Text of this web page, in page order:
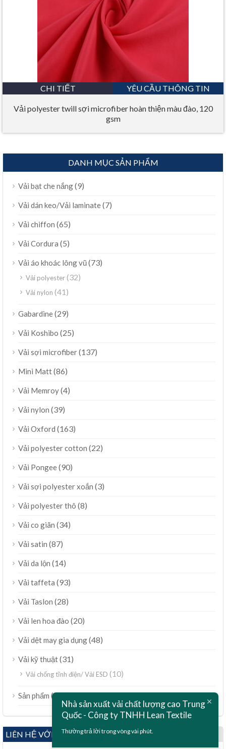
CHI TIẾT YÊU CẦU THÔNG TIN
Vải polyester twill sợi microfiber hoàn thiện màu đào, 120
gsm
DANH MỤC SẢN PHẨM
Vải bạt che nắng(9)
Vải dán keo/Vải laminate(7)
Vải chiffon (65)
Vải Cordura (5)
Vải áo khoác lông vũ(73)
Vải polyester(32)
Vải nylon (41)
Gabardine(29)
Vải Koshibo (25)
Vải sợi microfiber(137)
Mini Matt(86)
Vải Memroy(4)
Vải nylon (39)
Vải Oxford (163)
Vải polyester cotton (22)
Vải Pongee(90)
Vải sợi polyester xoắn (3)
Vải polyester thô (8)
Vải co giãn (34)
Vải satin (87)
Vải da lộn (14)
Vải taffeta (93)
Vải Taslon (28)
Vải len hoa đào (20)
Vải dệt may gia dụng(48)
Vải kỹ thuật(31)
Vải chống tĩnh điện/ Vải ESD (10)
Sản phẩm (189)
LIÊN HỆ VỚI CHÚNG TÔI
Nhà sản xuất vải chất lượng cao Trung
Quốc - Công ty TNHH Lean Textile
Thường trả lời trong vòng vài phút.
Bahasa Indonesia
Polski
Bahasa Melayu
ไทย